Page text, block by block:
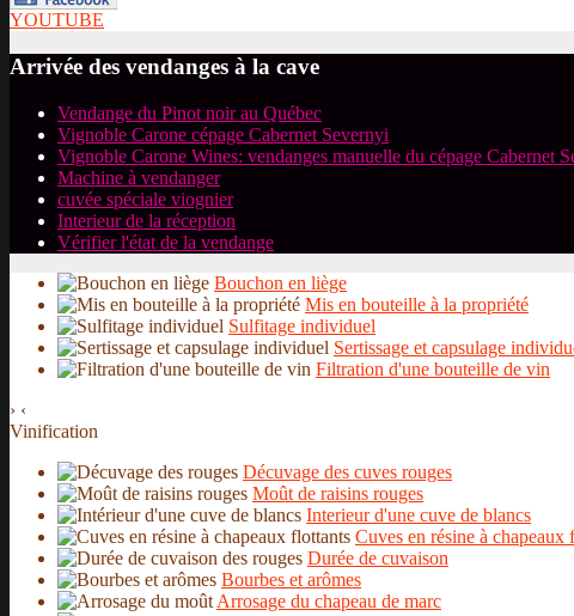
YOUTUBE
Arrivée des vendanges à la cave
Vendange du Pinot noir au Québec
Vignoble Carone cépage Cabernet Severnyi
Vignoble Carone Wines: vendanges manuelle du cépage Cabernet
Machine à vendanger
cuvée spéciale viognier
Interieur de la réception
Vérifier l'état de la vendange
Bouchon en liège
Mis en bouteille à la propriété
Sulfitage individuel
Sertissage et capsulage
Filtration d'une bouteille de vin
› ‹
Vinification
Décuvage des cuves rouges
Moût de raisins rouges
Interieur d'une cuve de blancs
Cuves en résine à chapeaux
Durée de cuvaison
Bourbes et arômes
Arrosage du chapeau de marc